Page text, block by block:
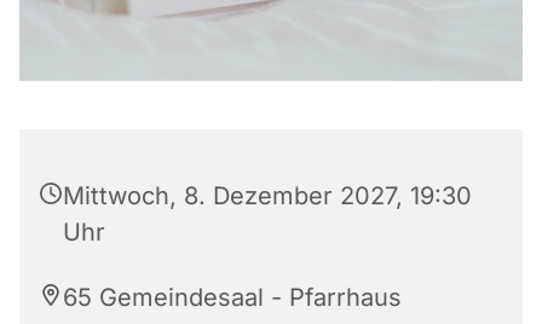
Mittwoch, 8. Dezember 2027, 19:30
Uhr
65 Gemeindesaal - Pfarrhaus